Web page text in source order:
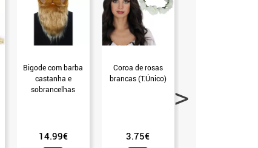
Bigode com barba
castanha e
sobrancelhas
14.99€
Coroa de rosas
brancas (T.Único)
3.75€